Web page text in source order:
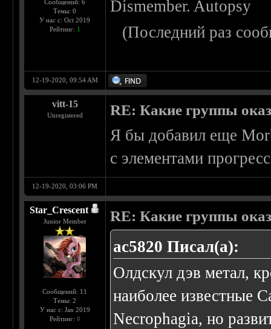
Сообщений: 6
Темы: 0
У нас с: Oct 2019
Рейтинг: 1
Dismember. Autopsy
(Последний раз
12-19-2020, 09:54 AM
vitt-15
Unregistered RE: Какие группы
Я бы добавил еще
с элементами
12-19-2020, 03:06 PM
Star_Crescent
Junior Member
Сообщений: 11
Темы: 2
У нас с: Jan 2019
Рейтинг: 0
RE: Какие группы
ac5820 Писал(а):
Олдскул дэв метал,
наиболее известные
Necrophagia, но